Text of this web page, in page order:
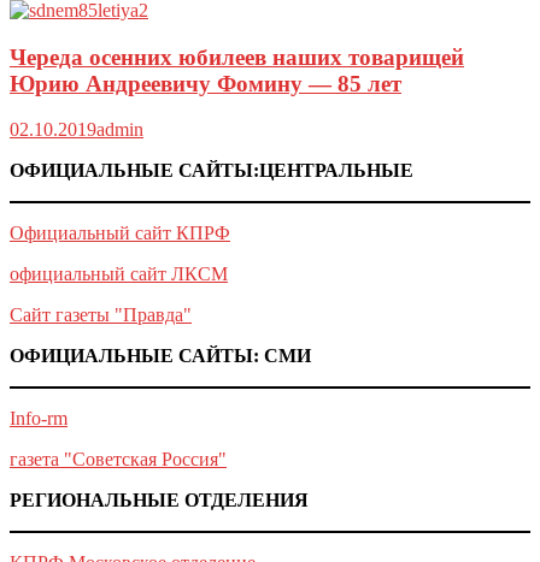
Череда осенних юбилеев наших товарищей
Юрию Андреевичу Фомину — 85 лет
02.10.2019admin
ОФИЦИАЛЬНЫЕ САЙТЫ:ЦЕНТРАЛЬНЫЕ
Официальный сайт КПРФ
официальный сайт ЛКСМ
Сайт газеты "Правда"
ОФИЦИАЛЬНЫЕ САЙТЫ: СМИ
Info-rm
газета "Советская Россия"
РЕГИОНАЛЬНЫЕ ОТДЕЛЕНИЯ